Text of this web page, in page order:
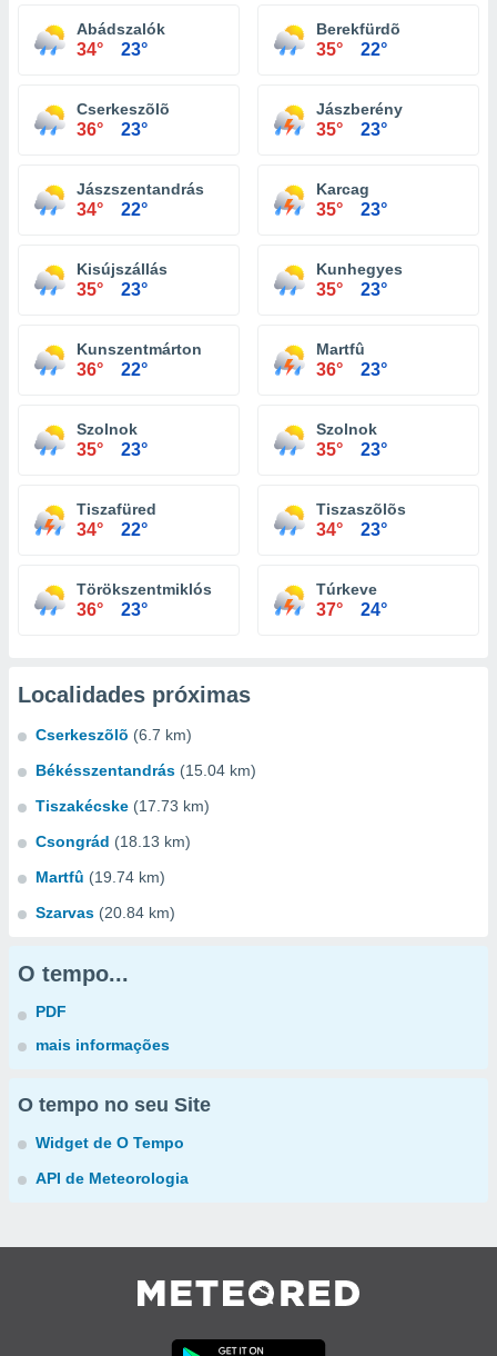
Abádszalók
34° 23°
Berekfürdõ
35° 22°
Cserkeszõlõ
36° 23°
Jászberény
35° 23°
Jászszentandrás
34° 22°
Karcag
35° 23°
Kisújszállás
35° 23°
Kunhegyes
35° 23°
Kunszentmárton
36° 22°
Martfû
36° 23°
Szolnok
35° 23°
Szolnok
35° 23°
Tiszafüred
34° 22°
Tiszaszõlõs
34° 23°
Törökszentmiklós
36° 23°
Túrkeve
37° 24°
Localidades próximas
Cserkeszõlõ (6.7 km)
Békésszentandrás (15.04 km)
Tiszakécske (17.73 km)
Csongrád (18.13 km)
Martfû (19.74 km)
Szarvas (20.84 km)
O tempo...
PDF
mais informações
O tempo no seu Site
Widget de O Tempo
API de Meteorologia